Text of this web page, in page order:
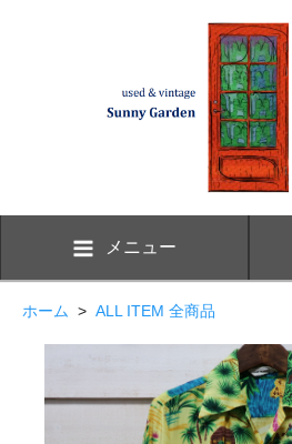
メニュー
ホーム > ALL ITEM 全商品